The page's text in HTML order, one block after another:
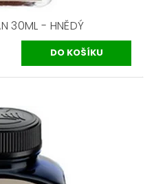
30ML - HNĚDÝ